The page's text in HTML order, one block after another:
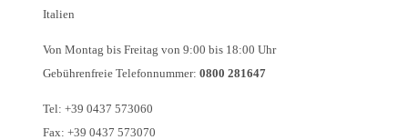
Italien
Von Montag bis Freitag von 9:00 bis 18:00 Uhr
Gebührenfreie Telefonnummer: 0800 281647
Tel: +39 0437 573060
Fax: +39 0437 573070